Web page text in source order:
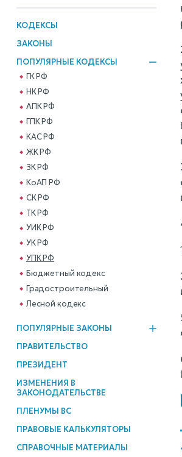
КОДЕКСЫ
ЗАКОНЫ
ПОПУЛЯРНЫЕ КОДЕКСЫ
ГК РФ
НК РФ
АПК РФ
ГПК РФ
КАС РФ
ЖК РФ
ЗК РФ
КоАП РФ
СК РФ
ТК РФ
УИК РФ
УК РФ
УПК РФ
Бюджетный кодекс
Градостроительный
Лесной кодекс
ПОПУЛЯРНЫЕ ЗАКОНЫ
ПРАВИТЕЛЬСТВО
ПРЕЗИДЕНТ
ИЗМЕНЕНИЯ В
ЗАКОНОДАТЕЛЬСТВЕ
ПЛЕНУМЫ ВС
ПРАВОВЫЕ КАЛЬКУЛЯТОРЫ
СПРАВОЧНЫЕ МАТЕРИАЛЫ